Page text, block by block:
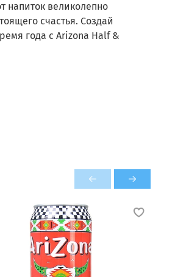
напиток великолепно
счастья. Создай
года с Arizona Half &